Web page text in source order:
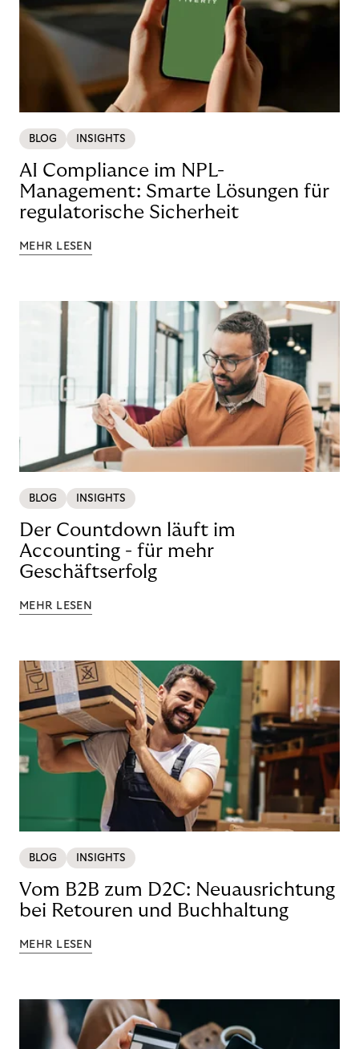
BLOG INSIGHTS
AI Compliance im NPL-
Management: Smarte Lösungen für
regulatorische Sicherheit
MEHR LESEN
BLOG INSIGHTS
Der Countdown läuft im
Accounting - für mehr
Geschäftserfolg
MEHR LESEN
BLOG INSIGHTS
Vom B2B zum D2C: Neuausrichtung
bei Retouren und Buchhaltung
MEHR LESEN